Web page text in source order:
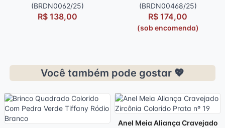
(BRDN0062/25)
R$ 138,00
(BRDN00468/25)
R$ 174,00
(sob encomenda)
Você também pode gostar 💖
Anel Meia Aliança Cravejado